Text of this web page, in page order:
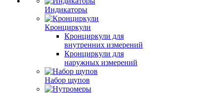
Индикаторы
Кронциркули
Кронциркули для
внутренних измерений
Кронциркули для
наружных измерений
Набор щупов